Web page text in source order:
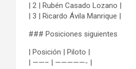
| 2 | Rubén Casado Lozano |
| 3 | Ricardo Ávila Manrique |
### Posiciones siguientes
| Posición | Piloto |
| ——– | —————- |